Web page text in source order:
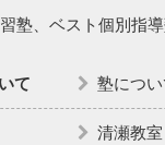
塾、ベスト個別指
て 塾につい
清瀬教室